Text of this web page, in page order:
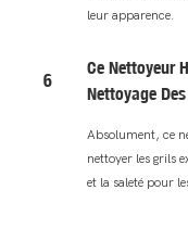
leur apparence.
6
Ce Nettoyeur
Nettoyage
Absolument, ce
nettoyer les grils
et la saleté pour